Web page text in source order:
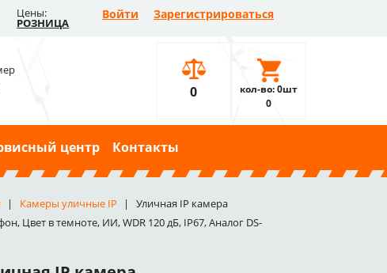
Цены:
РОЗНИЦА
Войти Зарегистрироваться
0
кол-во: 0шт
0
центр Контакты
Камеры уличные IP
Уличная IP камера
Цвет в темноте, ИИ, WDR 120 дБ, IP67, Аналог DS-